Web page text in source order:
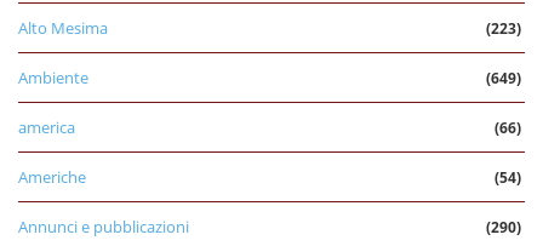
Alto Mesima (223)
Ambiente (649)
america (66)
Americhe (54)
Annunci e pubblicazioni (290)